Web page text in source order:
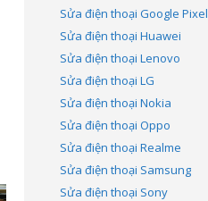
Sửa điện thoại Google Pixel
Sửa điện thoại Huawei
Sửa điện thoại Lenovo
Sửa điện thoại LG
Sửa điện thoại Nokia
Sửa điện thoại Oppo
Sửa điện thoại Realme
Sửa điện thoại Samsung
Sửa điện thoại Sony